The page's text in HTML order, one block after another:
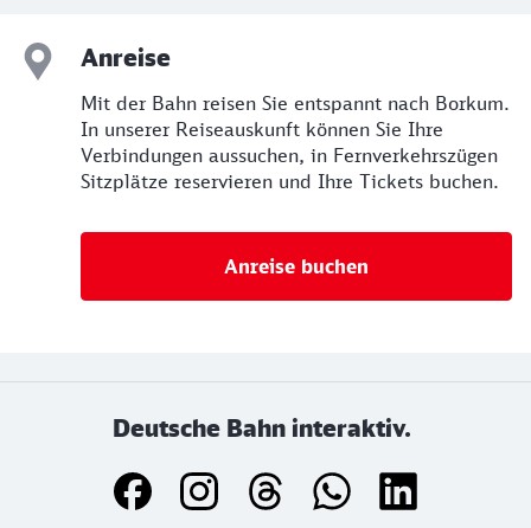
Anreise
Mit der Bahn reisen Sie entspannt nach Borkum.
In unserer Reiseauskunft können Sie Ihre
Verbindungen aussuchen, in Fernverkehrszügen
Sitzplätze reservieren und Ihre Tickets buchen.
Anreise buchen
Deutsche Bahn interaktiv.